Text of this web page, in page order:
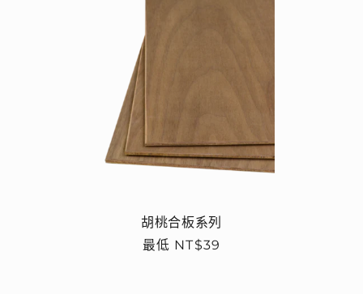
胡桃合板系列
定
最低 NT$39